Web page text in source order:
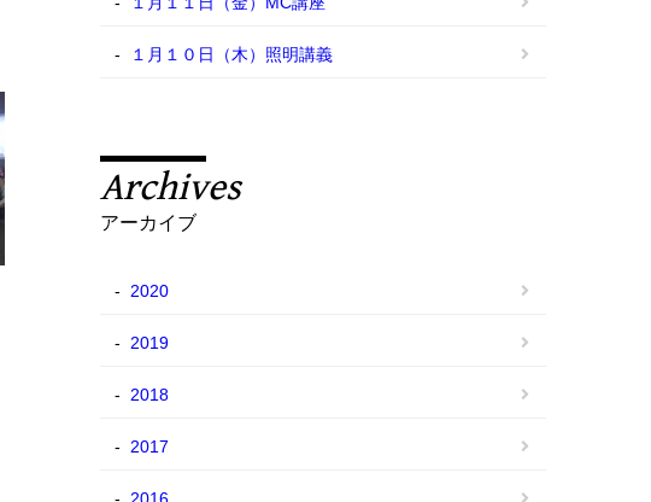
１月１０日（木）照明講義
Archives
アーカイブ
2020
2019
2018
2017